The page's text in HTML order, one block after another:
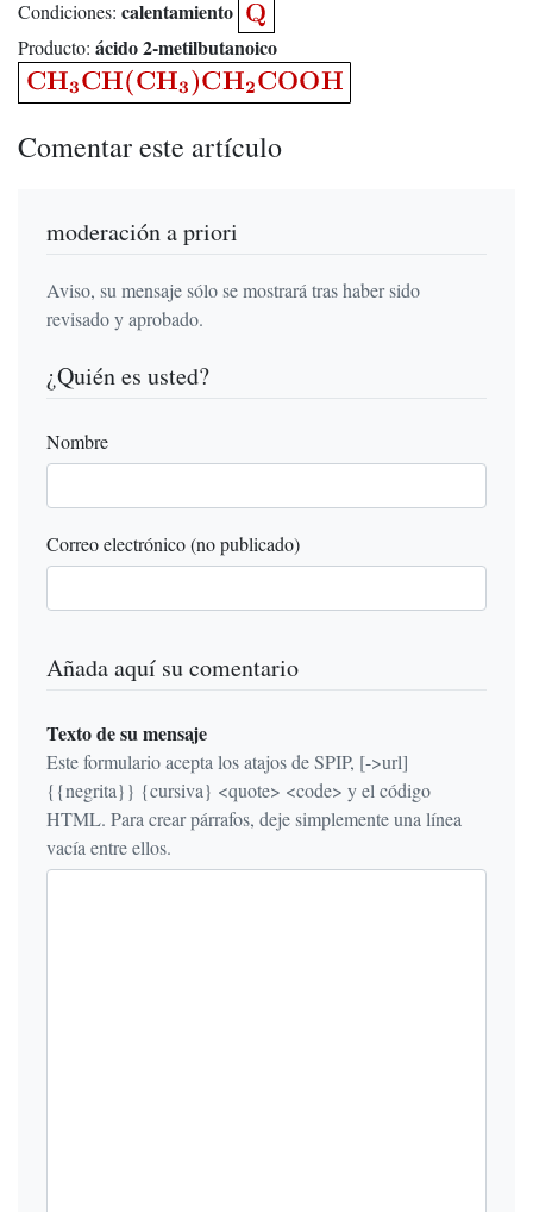
Condiciones: calentamiento
Producto: ácido 2-metilbutanoico
Comentar este artículo
moderación a priori
Aviso, su mensaje sólo se mostrará tras haber sido
revisado y aprobado.
¿Quién es usted?
Nombre
Correo electrónico (no publicado)
Añada aquí su comentario
Texto de su mensaje
Este formulario acepta los atajos de SPIP, [->url]
{{negrita}} {cursiva} <quote> <code> y el código
HTML. Para crear párrafos, deje simplemente una línea
vacía entre ellos.